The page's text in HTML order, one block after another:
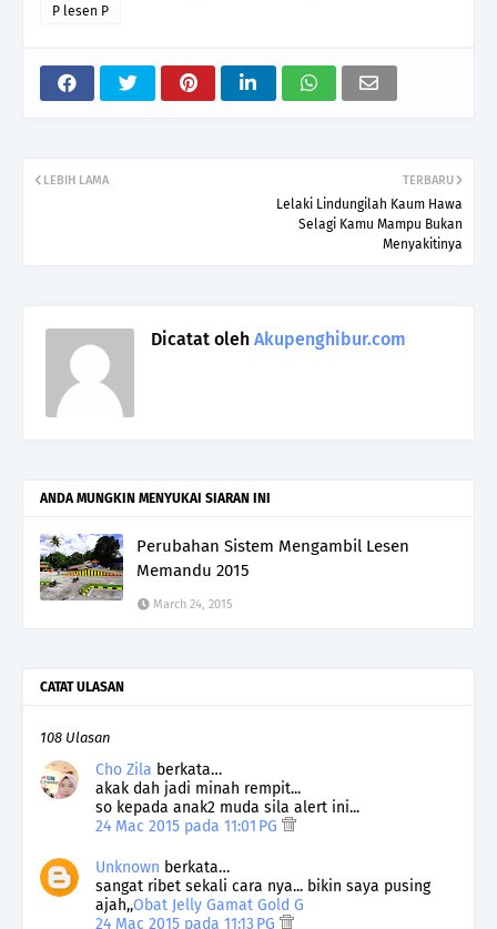
P lesen P
TERBARU
Lelaki Lindungilah Kaum Hawa
Selagi Kamu Mampu Bukan
Menyakitinya
LEBIH LAMA
Dicatat oleh Akupenghibur.com
ANDA MUNGKIN MENYUKAI SIARAN INI
Perubahan Sistem Mengambil Lesen
Memandu 2015
March 24, 2015
CATAT ULASAN
108 Ulasan
Cho Zila berkata…
akak dah jadi minah rempit...
so kepada anak2 muda sila alert ini...
24 Mac 2015 pada 11:01 PG
Unknown berkata…
sangat ribet sekali cara nya... bikin saya pusing
ajah,,Obat Jelly Gamat Gold G
24 Mac 2015 pada 11:13 PG